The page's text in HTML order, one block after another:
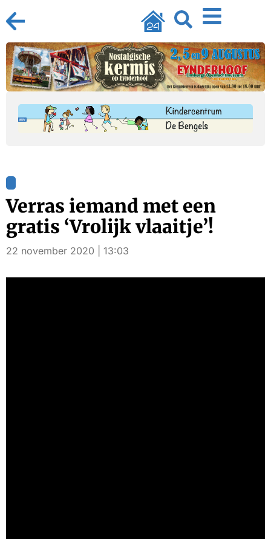
Verras iemand met een
gratis ‘Vrolijk vlaaitje’!
22 november 2020 | 13:03